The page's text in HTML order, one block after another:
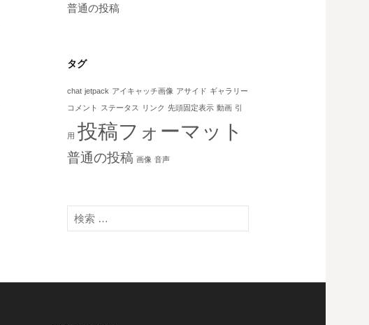
普通の投稿
タグ
chat jetpack アイキャッチ画像 アサイド ギャラリー
コメント
ステータス リンク 先頭固定表示 動画 引
用 投稿フォーマット
普通の投稿 画像 音声
検
索